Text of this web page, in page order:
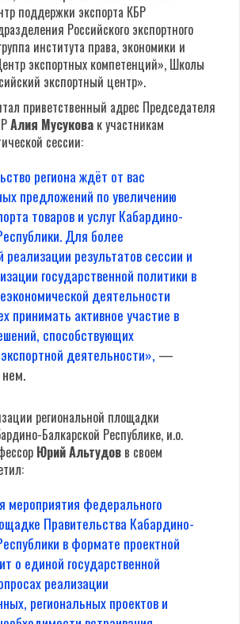
поддержки экспорта КБР
Российского экспортного
института права, экономики и
экспортных компетенций», Школы
экспортный центр».
приветственный адрес Председателя
Алия Мусукова к участникам
сессии:
региона ждёт от вас
предложений по увеличению
товаров и услуг Кабардино-
Для более
результатов сессии и
государственной политики в
деятельности
принимать активное участие в
способствующих
деятельности», —
нем.
региональной площадки
Балкарской Республике, и.о.
Юрий Альтудов в своем
мероприятия федерального
Правительства Кабардино-
в формате проектной
о единой государственной
реализации
региональных проектов и